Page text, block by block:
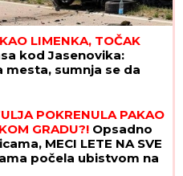
LIMENKA, TOČAK
kod Jasenovika:
mesta, sumnja se da
da odahnu: Crvena
Ligu šampiona, a